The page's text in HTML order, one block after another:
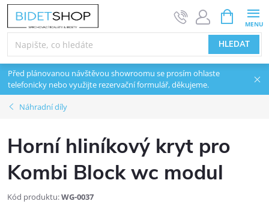
Přejít na obsah
HLEDAT
Před plánovanou návštěvou showroomu se prosím ohlaste
telefonicky nebo využijte rezervační formulář, děkujeme.
Náhradní díly
Horní hliníkový kryt pro
Kombi Block wc modul
Kód produktu:WG-0037